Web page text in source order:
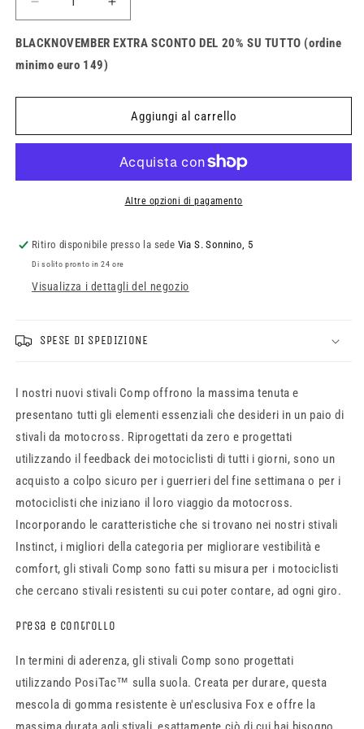
Diminuisci
quantità
per
Stivali
Comp
Aumenta
quantità
per
Comp
BLACKNOVEMBER EXTRA SCONTO DEL 20% SU TUTTO (ordine
minimo euro 149)
Aggiungi al carrello
Altre opzioni di pagamento
Ritiro disponibile presso la sede Via S. Sonnino, 5
Di solito pronto in 24 ore
Visualizza i dettagli del negozio
SPESE DI SPEDIZIONE
I nostri nuovi stivali Comp offrono la massima tenuta e
presentano tutti gli elementi essenziali che desideri in un paio di
stivali da motocross. Riprogettati da zero e progettati
utilizzando il feedback dei motociclisti di tutti i giorni, sono un
acquisto a colpo sicuro per i guerrieri del fine settimana o per i
motociclisti che iniziano il loro viaggio da motocross.
Incorporando le caratteristiche che si trovano nei nostri stivali
Instinct, i migliori della categoria per migliorare vestibilità e
comfort, gli stivali Comp sono fatti su misura per i motociclisti
che cercano stivali resistenti su cui poter contare, ad ogni giro.
Presa e controllo
In termini di aderenza, gli stivali Comp sono progettati
utilizzando PosiTac™ sulla suola. Creata per durare, questa
mescola di gomma resistente è un'esclusiva Fox e offre la